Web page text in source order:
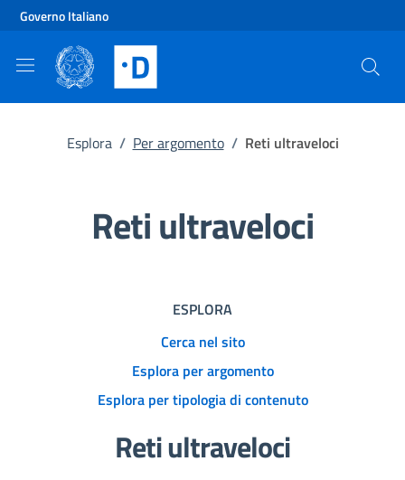
Vai al contenuto principale
Vai al footer
Governo Italiano
Esplora / Per argomento / Reti ultraveloci
Reti ultraveloci
ESPLORA
Cerca nel sito
Esplora per argomento
Esplora per tipologia di contenuto
Reti ultraveloci